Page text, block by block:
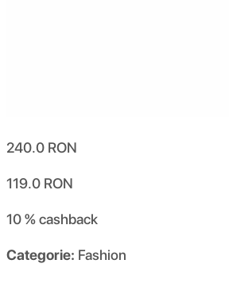
240.0 RON
119.0 RON
10 %cashback
Categorie: Fashion